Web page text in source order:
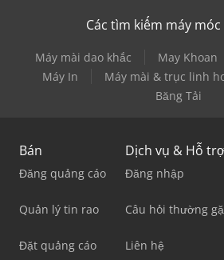
Các tìm kiếm máy
Máy mài dao khắc May Khoan
Máy In
Máy mài & trục linh
Băng Tải
Bán
Đăng quảng cáo
Quản lý tin rao
Đặt quảng cáo
Dịch vụ & Hỗ trợ
Đăng nhập
Câu hỏi thường
Liên hệ